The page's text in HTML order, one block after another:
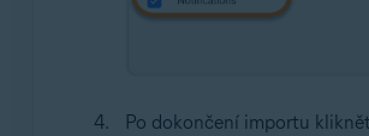
Po dokončení importu